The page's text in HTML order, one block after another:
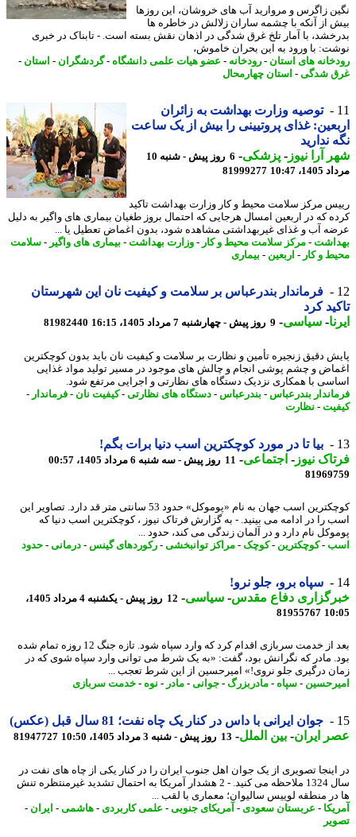
زاگرس و مروارید آب های خروشان، این روزها
از آنکه با چشمه ساران زلالش در خاطره ها
با آمار تلخ غرق شدگی در اذهان نقش بسته است. - تابناک در خبری
با ورود به این بحران خاموش،
های استان-رودخانه-عضو هیات علمی دانشگاه-گردشگران- استان-
شدگی-استان چهارمحال
توصیه وزارت بهداشت به زائران
غذای پروتیینی را بیش از یک ساعت
ندارید
آرا نیوز-پزشکی-
6 روز پیش - شنبه 10
10:47
81999277
مرکز سلامت محیط و کار وزارت بهداشت تاکید
که در اربعین امسال هرجایی که احتمال بروز طغیان بیماری های واگیر به دلیل
آب و غذای غیربهداشتی مشاهده شود، بدون اغماض تعطیل یا ...
-مرکز سلامت محیط و کار-وزارت بهداشت -بیماری های واگیر-سلامت
و کار-اربعین -بیماری
فرماندار بندرعباس بر سلامت و کیفیت نان این شهرستان
کرد
-سیاسی-9 روز پیش - چهارشنبه 7 مرداد 1405، 16:15 81982440
دقیق زنجیره تأمین و نظارت بر سلامت و کیفیت نان باید بدون کوچکترین
و چشم پوشی انجام و چالش های موجود در مسیر تولید مواد غذایی
با همکاری نزدیک دستگاه های نظارتی و اجرایی مرتفع شود.
بندرعباس-بندرعباس-دستگاه های نظارتی-کیفیت نان-فرماندار-
-نظارت
بیا تا در مورد کوچکترین اسب دنیا برات بگم!
نیوز-اجتماعی-11 روز پیش - سه شنبه 6 مرداد 1405، 00:57
کوچکترین اسب جهان به نام «پوموکل» حدود 53 سانتی متر قد دارد. تصاویر این
را در ادامه می بینید. - به گزارش فرتاک نیوز ، کوچکترین اسب دنیا که
نام دارد و در آلمان زندگی می کند، حدود ...
-کوچکترین- کوچک-مراکز توانبخشی-رکوردهای گینس-درمانی-حدود
سپاه برو، جلو نرو!
دفاع مقدس-سیاسی-
12 روز پیش - یکشنبه 4 مرداد 1405،
81955767
بعد از خدمت سربازی اقدام کرد که وارد سپاه شود. تازه جنگ 12 روزه تمام شده
مادر که نگرانش بود، گفت: «به یک شرط می توانی وارد سپاه شوی که در
درگیری جلو نروی!» امیرحسین از این شرط تعجب ...
-سپاه-مادربزرگ- جوانی- مادر -نوه-خدمت سربازی
جوان ایرانی با داس در کنار یک چاه نفت؛ 81 سال قبل (عکس)
ایران- بین الملل-13 روز پیش - شنبه 3 مرداد 1405، 10:50 81947727
تصویری از یک جوان اهل جنوب ایران را در کنار یکی از چاه های نفت در
سال 1324 ملاحظه می کنید. - 2 هشدار آمریکا به احتمال تشدید غیرمنتظره تنش
منطقه لوییس سالیوان؛ معماری با لقب ...
- عربستان سعودی-آمریکای جنوبی-علمی کاربردی-هاشمی-ایران -